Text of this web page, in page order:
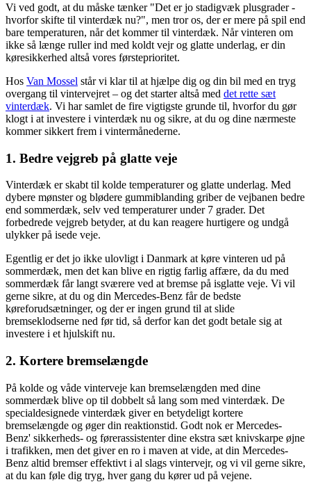
Vi ved godt, at du måske tænker "Det er jo stadigvæk plusgrader -
hvorfor skifte til vinterdæk nu?", men tror os, der er mere på spil end
bare temperaturen, når det kommer til vinterdæk. Når vinteren om
ikke så længe ruller ind med koldt vejr og glatte underlag, er din
køresikkerhed altså vores førsteprioritet.
Hos Van Mossel står vi klar til at hjælpe dig og din bil med en tryg
overgang til vintervejret – og det starter altså med det rette sæt
vinterdæk. Vi har samlet de fire vigtigste grunde til, hvorfor du gør
klogt i at investere i vinterdæk nu og sikre, at du og dine nærmeste
kommer sikkert frem i vintermånederne.
1. Bedre vejgreb på glatte veje
Vinterdæk er skabt til kolde temperaturer og glatte underlag. Med
dybere mønster og blødere gummiblanding griber de vejbanen bedre
end sommerdæk, selv ved temperaturer under 7 grader. Det
forbedrede vejgreb betyder, at du kan reagere hurtigere og undgå
ulykker på isede veje.
Egentlig er det jo ikke ulovligt i Danmark at køre vinteren ud på
sommerdæk, men det kan blive en rigtig farlig affære, da du med
sommerdæk får langt sværere ved at bremse på isglatte veje. Vi vil
gerne sikre, at du og din Mercedes-Benz får de bedste
køreforudsætninger, og der er ingen grund til at slide
bremseklodserne ned før tid, så derfor kan det godt betale sig at
investere i et hjulskift nu.
2. Kortere bremselængde
På kolde og våde vinterveje kan bremselængden med dine
sommerdæk blive op til dobbelt så lang som med vinterdæk. De
specialdesignede vinterdæk giver en betydeligt kortere
bremselængde og øger din reaktionstid. Godt nok er Mercedes-
Benz' sikkerheds- og førerassistenter dine ekstra sæt knivskarpe øjne
i trafikken, men det giver en ro i maven at vide, at din Mercedes-
Benz altid bremser effektivt i al slags vintervejr, og vi vil gerne sikre,
at du kan føle dig tryg, hver gang du kører ud på vejene.